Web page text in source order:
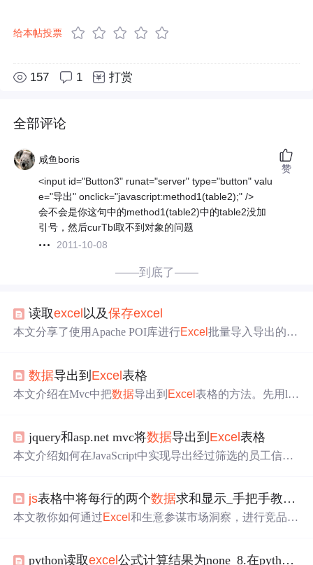
给本帖投票
157 1 打赏
全部评论
咸鱼boris
<input id="Button3" runat="server" type="button" valu
e="导出" onclick="javascript:method1(table2);" />
会不会是你这句中的method1(table2)中的table2没加
引号，然后curTbl取不到对象的问题
2011-10-08
赞
——到底了——
读取excel 以及保存excel
本文分享了使用Apache POI库进行Excel批量导入导出的详
收、数据解析与存储等环节。
数据导出到 Excel表格
本文介绍在Mvc中把数据导出到 Excel表格的方法。先用lin
薄和工作表、添加表头和数据等操作，最后测试可实现
据导出。
jquery和asp.net mvc将数据导出到 Excel表格
本文介绍如何在JavaScript中实现导出经过筛选的员工信息
数据导出为Excel。涉及数据筛选、NPOI库使用、工作簿
创建及数据填充等关键步骤。
js表格中将每行的两个数据求和显示_手把手教你做竞品分析-
本文教你如何通过Excel和生意参谋市场洞察，进行竞品数
营策略洞察力。
python读取excel公式计算结果为none_8.在python中用data_only=True设置显示